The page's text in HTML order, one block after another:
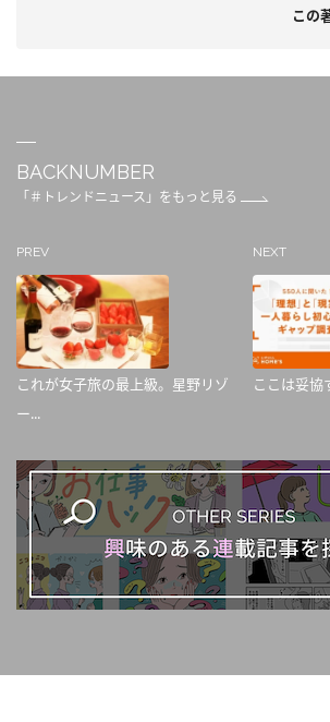
この
BACKNUMBER
「＃トレンドニュース」をもっと見る
PREV
これが女子旅の最上級。星野リゾ
ー...
NEXT
ここは妥